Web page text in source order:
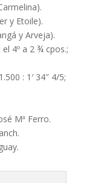
y Etoile).
y Arveja).
4º a 2 ¾ cpos.;
: 1′ 34″ 4/5;
Mª Ferro.